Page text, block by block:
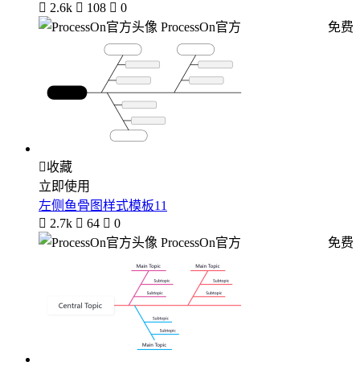
 2.6k  108  0
ProcessOn官方
免费
收藏
立即使用
左侧鱼骨图样式模板11
 2.7k  64  0
ProcessOn官方
免费